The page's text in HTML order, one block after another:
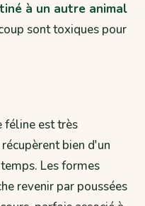
à un autre animal
sont toxiques pour
féline est très
bien d'un
Les formes
revenir par poussées